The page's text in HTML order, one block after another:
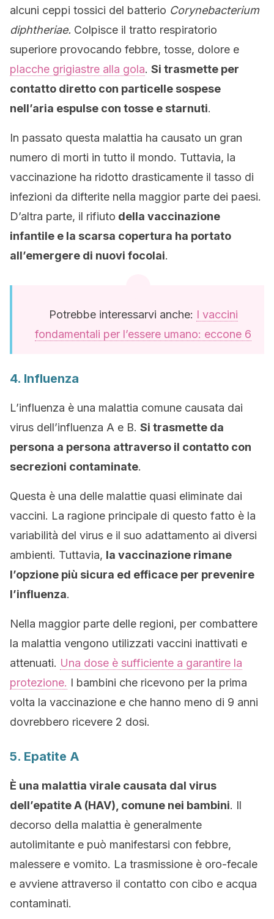
alcuni ceppi tossici del batterio Corynebacterium
diphtheriae. Colpisce il tratto respiratorio
superiore provocando febbre, tosse, dolore e
placche grigiastre alla gola. Si trasmette per
contatto diretto con particelle sospese
nell’aria espulse con tosse e starnuti.
In passato questa malattia ha causato un gran
numero di morti in tutto il mondo. Tuttavia, la
vaccinazione ha ridotto drasticamente il tasso di
infezioni da difterite nella maggior parte dei paesi.
D’altra parte, il rifiuto della vaccinazione
infantile e la scarsa copertura ha portato
all’emergere di nuovi focolai.
Potrebbe interessarvi anche: I vaccini
fondamentali per l’essere umano: eccone 6
4. Influenza
L’influenza è una malattia comune causata dai
virus dell’influenza A e B. Si trasmette da
persona a persona attraverso il contatto con
secrezioni contaminate.
Questa è una delle malattie quasi eliminate dai
vaccini. La ragione principale di questo fatto è la
variabilità del virus e il suo adattamento ai diversi
ambienti. Tuttavia, la vaccinazione rimane
l’opzione più sicura ed efficace per prevenire
l’influenza.
Nella maggior parte delle regioni, per combattere
la malattia vengono utilizzati vaccini inattivati e
attenuati. Una dose è sufficiente a garantire la
protezione. I bambini che ricevono per la prima
volta la vaccinazione e che hanno meno di 9 anni
dovrebbero ricevere 2 dosi.
5. Epatite A
È una malattia virale causata dal virus
dell’epatite A (HAV), comune nei bambini. Il
decorso della malattia è generalmente
autolimitante e può manifestarsi con febbre,
malessere e vomito. La trasmissione è oro-fecale
e avviene attraverso il contatto con cibo e acqua
contaminati.